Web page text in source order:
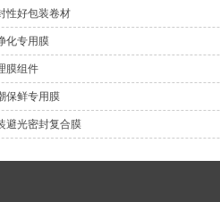
性好包装卷材
化专用膜
膜组件
保鲜专用膜
避光密封复合膜